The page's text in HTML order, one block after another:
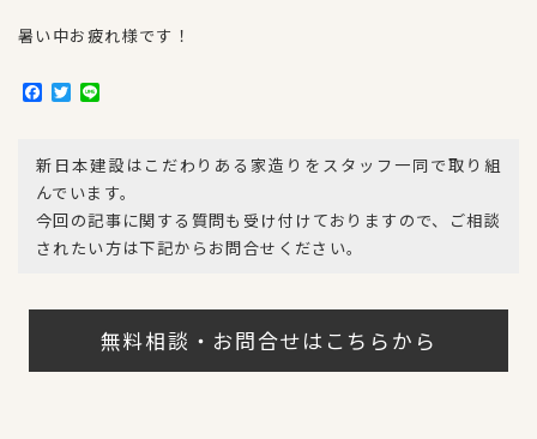
暑い中お疲れ様です！
F
a
b
o
o
k
T
w
t
e
r
新日本建設はこだわりある家造りをスタッフ一同で取り組
んでいます。
今回の記事に関する質問も受け付けておりますので、ご相談
されたい方は下記からお問合せください。
無料相談・お問合せはこちらから